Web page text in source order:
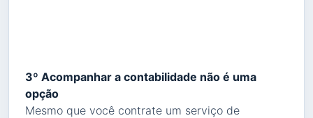
3º Acompanhar a contabilidade não é uma
opção
Mesmo que você contrate um serviço de